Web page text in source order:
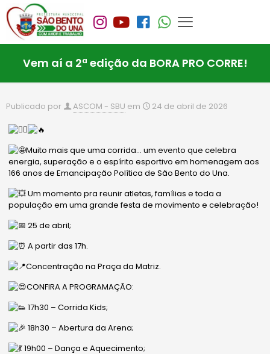
Vem aí a 2ª edição da BORA PRO CORRE!
Publicado por ASCOM - SBU em 24 de abril de 2026
Muito mais que uma corrida… um evento que celebra
energia, superação e o espírito esportivo em homenagem aos
166 anos de Emancipação Política de São Bento do Una.
Um momento pra reunir atletas, famílias e toda a
população em uma grande festa de movimento e celebração!
25 de abril;
A partir das 17h.
Concentração na Praça da Matriz.
CONFIRA A PROGRAMAÇÃO:
17h30 – Corrida Kids;
18h30 – Abertura da Arena;
19h00 – Dança e Aquecimento;